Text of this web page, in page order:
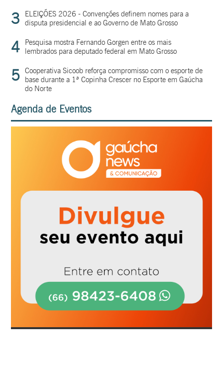
3
ELEIÇÕES 2026 - Convenções definem nomes para a
disputa presidencial e ao Governo de Mato Grosso
4
Pesquisa mostra Fernando Gorgen entre os mais
lembrados para deputado federal em Mato Grosso
5 Cooperativa Sicoob reforça compromisso com o esporte de
base durante a 1ª Copinha Crescer no Esporte em Gaúcha
do Norte
Agenda de Eventos